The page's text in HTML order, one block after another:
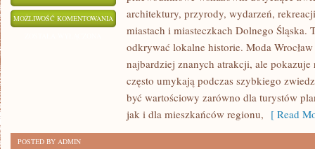
MOŻLIWOŚĆ KOMENTOWANIA ŚWIDNICA
architektury, przyrody, wydarzeń,
miastach i miasteczkach Dolnego Śląska.
odkrywać lokalne historie. Moda
najbardziej znanych atrakcji, ale
często umykają podczas szybkiego
być wartościowy zarówno dla turystów
jak i dla mieszkańców regionu, [ Read
POSTED BY ADMIN